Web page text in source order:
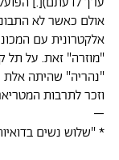
אולם כאשר לא
אלקטרונית עם
"מוזרה" זאת. על תל
"נהריה" שהיתה אלת
וזכר לתרבות
–
* "שלוש נשים בדואיות" /